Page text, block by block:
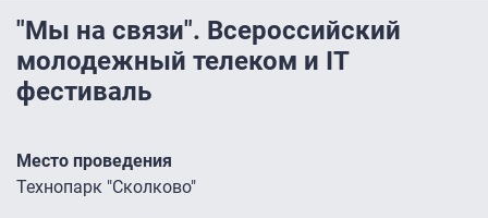
"Мы на связи". Всероссийский
молодежный телеком и IT
фестиваль
Место проведения
Технопарк "Сколково"